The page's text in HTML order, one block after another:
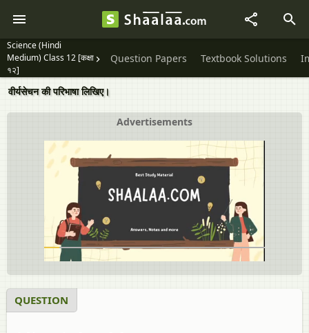
Science (Hindi
Medium) Class 12 [कक्षा
१२]
Question Papers Textbook Solutions
वीर्यसेचन की परिभाषा लिखिए।
Advertisements
QUESTION